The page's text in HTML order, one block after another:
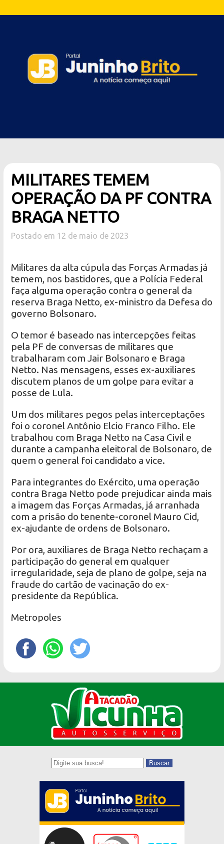
MILITARES TEMEM
OPERAÇÃO DA PF CONTRA
BRAGA NETTO
Postado em 12 de maio de 2023
Militares da alta cúpula das Forças Armadas já
temem, nos bastidores, que a Polícia Federal
faça alguma operação contra o general da
reserva Braga Netto, ex-ministro da Defesa do
governo Bolsonaro.
O temor é baseado nas intercepções feitas
pela PF de conversas de militares que
trabalharam com Jair Bolsonaro e Braga
Netto. Nas mensagens, esses ex-auxiliares
discutem planos de um golpe para evitar a
posse de Lula.
Um dos militares pegos pelas interceptações
foi o coronel Antônio Elcio Franco Filho. Ele
trabalhou com Braga Netto na Casa Civil e
durante a campanha eleitoral de Bolsonaro, de
quem o general foi candidato a vice.
Para integrantes do Exército, uma operação
contra Braga Netto pode prejudicar ainda mais
a imagem das Forças Armadas, já arranhada
com a prisão do tenente-coronel Mauro Cid,
ex-ajudante de ordens de Bolsonaro.
Por ora, auxiliares de Braga Netto rechaçam a
participação do general em qualquer
irregularidade, seja de plano de golpe, seja na
fraude do cartão de vacinação do ex-
presidente da República.
Metropoles
Buscar